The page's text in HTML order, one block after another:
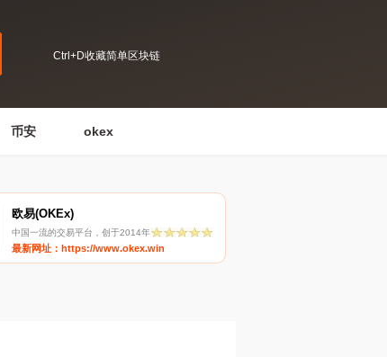
Ctrl+D收藏简单区块链
币安 okex
欧易(OKEx)
中国一流的交易平台，创于2014年
最新网址：https://www.okex.win